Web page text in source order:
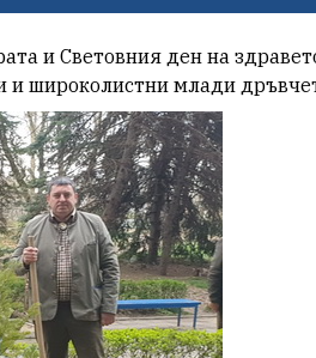
и Световния ден на
и широколистни млади